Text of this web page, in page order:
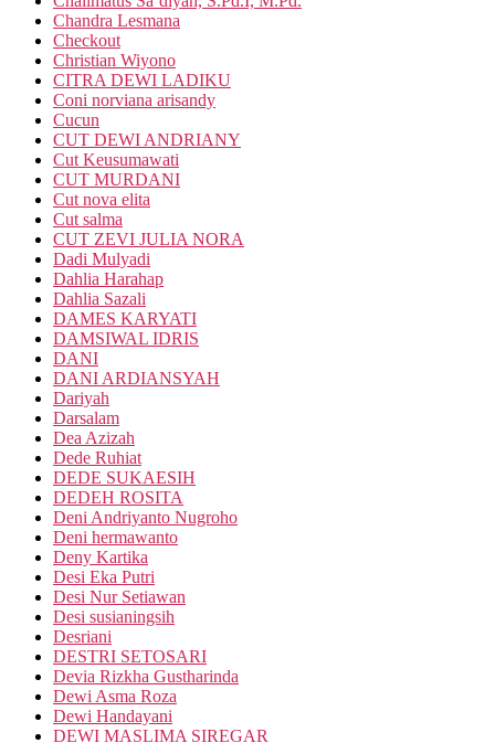
Chandra Lesmana
Checkout
Christian Wiyono
CITRA DEWI LADIKU
Coni norviana arisandy
Cucun
CUT DEWI ANDRIANY
Cut Keusumawati
CUT MURDANI
Cut nova elita
Cut salma
CUT ZEVI JULIA NORA
Dadi Mulyadi
Dahlia Harahap
Dahlia Sazali
DAMES KARYATI
DAMSIWAL IDRIS
DANI
DANI ARDIANSYAH
Dariyah
Darsalam
Dea Azizah
Dede Ruhiat
DEDE SUKAESIH
DEDEH ROSITA
Deni Andriyanto Nugroho
Deni hermawanto
Deny Kartika
Desi Eka Putri
Desi Nur Setiawan
Desi susianingsih
Desriani
DESTRI SETOSARI
Devia Rizkha Gustharinda
Dewi Asma Roza
Dewi Handayani
DEWI MASLIMA SIREGAR